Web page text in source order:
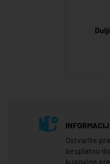
Ostvarite
besplatnu
kupovine